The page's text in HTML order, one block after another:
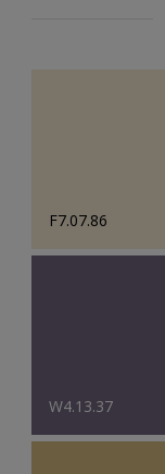
F7.07.86
W4.13.37